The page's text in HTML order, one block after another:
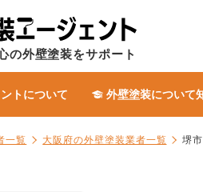
の外壁塗装をサポート
トについて 外壁塗装について
一覧 大阪府の外壁塗装業者一覧 堺